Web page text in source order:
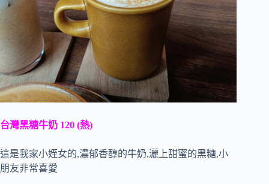
台灣黑糖牛奶 120 (熱)
這是我家小姪女的,濃郁香醇的牛奶,灑上甜蜜的黑糖,小
朋友非常喜愛